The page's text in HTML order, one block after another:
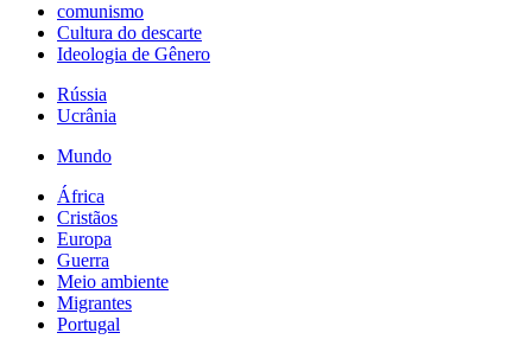
comunismo
Cultura do descarte
Ideologia de Gênero
Rússia
Ucrânia
Mundo
África
Cristãos
Europa
Guerra
Meio ambiente
Migrantes
Portugal